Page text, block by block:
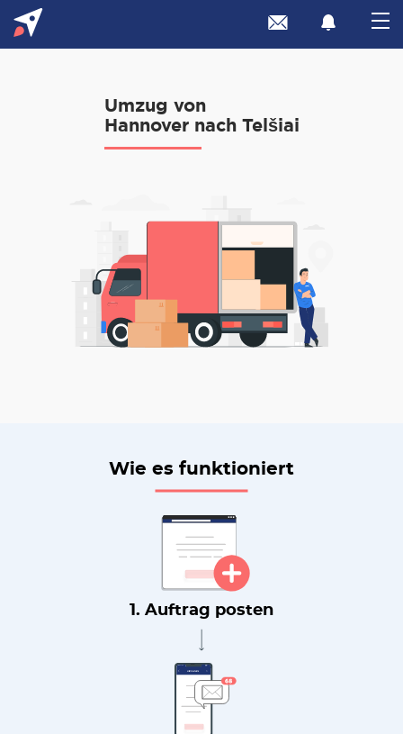
Umzug von
Hannover nach Telšiai
Wie es funktioniert
1. Auftrag posten